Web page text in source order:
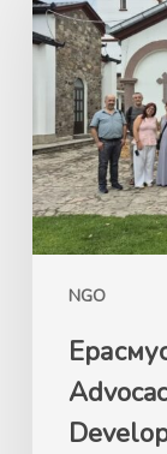
NGO
GANDALF
Green
Advocacy
Nature’s
Development
and
Learning
26.07-
01.08.2026
Кочани,
Македонија